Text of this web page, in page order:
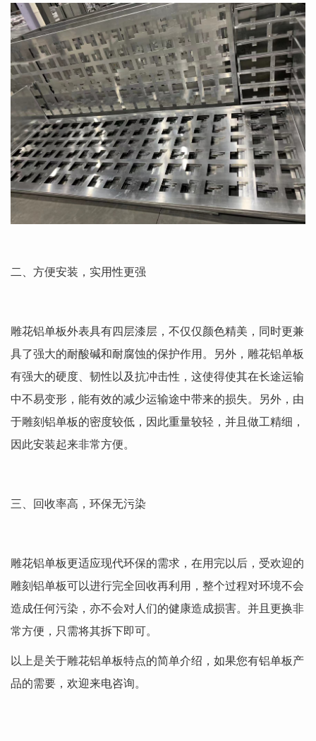
二、方便安装，实用性更强
雕花铝单板外表具有四层漆层，不仅仅颜色精美，同时更兼
具了强大的耐酸碱和耐腐蚀的保护作用。另外，雕花铝单板
有强大的硬度、韧性以及抗冲击性，这使得使其在长途运输
中不易变形，能有效的减少运输途中带来的损失。另外，由
于雕刻铝单板的密度较低，因此重量较轻，并且做工精细，
因此安装起来非常方便。
三、回收率高，环保无污染
雕花铝单板更适应现代环保的需求，在用完以后，受欢迎的
雕刻铝单板可以进行完全回收再利用，整个过程对环境不会
造成任何污染，亦不会对人们的健康造成损害。并且更换非
常方便，只需将其拆下即可。
以上是关于雕花铝单板特点的简单介绍，如果您有铝单板产
品的需要，欢迎来电咨询。